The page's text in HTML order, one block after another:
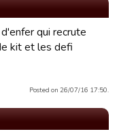
qui recrute
kit et les defi
Posted on 26/07/16 17:50.